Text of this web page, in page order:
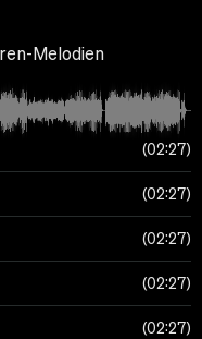
Melodien
02:27
02:27
02:27
02:27
02:27